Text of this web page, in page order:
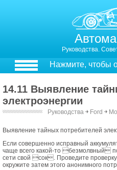
Руководства.
Нажмите, чтобы
14.11 Выявление
электроэнергии
Руководства ￫ Ford ￫
Выявление тайных потребителей
Если совершенно исправный
чаще всего какой-то безмолвный
сети свой сок. Проведите
окружите затем этого анонимного